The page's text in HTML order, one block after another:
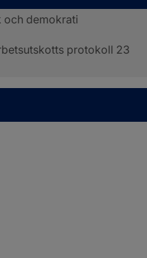
och demokrati
protokoll 23